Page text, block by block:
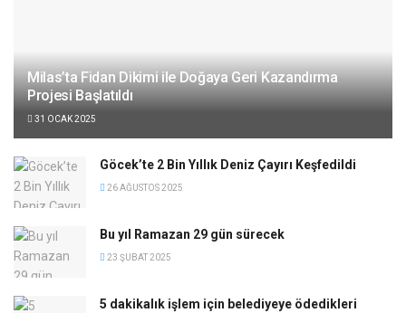
Milas’ta Fidan Dikimi ile Doğaya Geri Kazandırma
Projesi Başlatıldı
31 OCAK 2025
Göcek’te 2 Bin Yıllık Deniz Çayırı Keşfedildi
26 AĞUSTOS 2025
Bu yıl Ramazan 29 gün sürecek
23 ŞUBAT 2025
5 dakikalık işlem için belediyeye ödedikleri